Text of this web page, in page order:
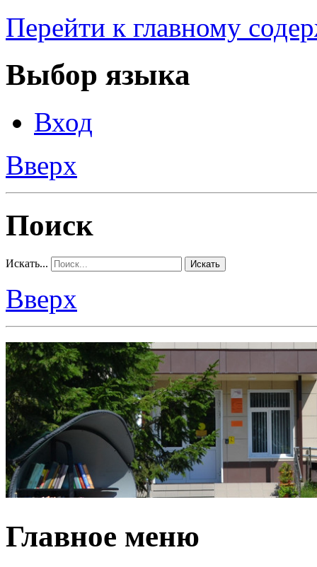
Перейти к главному
Выбор языка
Вход
Вверх
Поиск
Искать... Искать
Вверх
Главное меню